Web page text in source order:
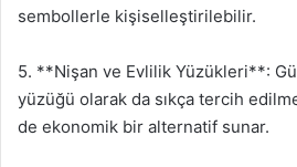
sembollerle kişiselleştirilebilir.
5. **Nişan ve Evlilik Yüzükleri**:
yüzüğü olarak da sıkça tercih
de ekonomik bir alternatif sunar.